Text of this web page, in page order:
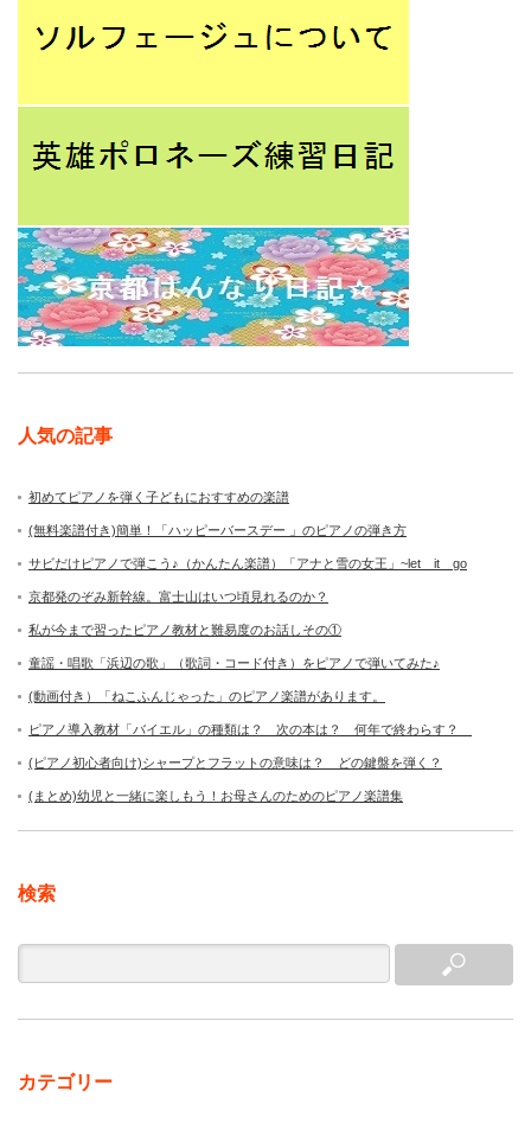
人気の記事
初めてピアノを弾く子どもにおすすめの楽譜
(無料楽譜付き)簡単！「ハッピーバースデー 」のピアノの弾き方
サビだけピアノで弾こう♪（かんたん楽譜）「アナと雪の女王」~let it go
京都発のぞみ新幹線。富士山はいつ頃見れるのか？
私が今まで習ったピアノ教材と難易度のお話しその①
童謡・唱歌「浜辺の歌」（歌詞・コード付き）をピアノで弾いてみた♪
(動画付き）「ねこふんじゃった」のピアノ楽譜があります。
ピアノ導入教材「バイエル」の種類は？ 次の本は？ 何年で終わらす？
(ピアノ初心者向け)シャープとフラットの意味は？ どの鍵盤を弾く？
(まとめ)幼児と一緒に楽しもう！お母さんのためのピアノ楽譜集
検索
カテゴリー